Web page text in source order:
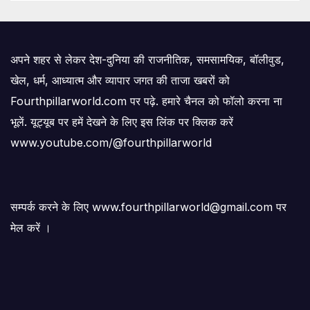
अपने शहर से लेकर देश-दुनिया की राजनीतिक, समसामयिक, बॉलीवुड,
खेल, धर्म, आध्यात्म और व्यापार जगत की ताजा खबरों को
Fourthpillarworld.com पर पढ़े. हमारे चैनल को फॉलो करना ना
भूलें. यूट्यूब पर हमें देखने के लिए इस लिंक पर क्लिक करें
www.youtube.com/@fourthpillarworld
सम्पर्क करने के लिए www.fourthpillarworld@gmail.com पर
मेल करें ।